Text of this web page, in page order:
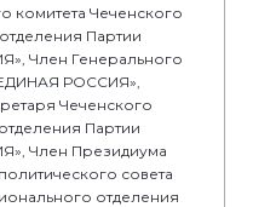
комитета Чеченского
Партии
Член Генерального
РОССИЯ»,
Чеченского
Партии
Член Президиума
совета
отделения